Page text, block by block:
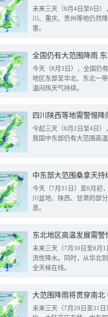
未来三天（8月4日至6日
川、重庆、贵州等地仍然
害。
全国仍有大范围降雨
今天（8月3日），全国仍
地区东部至华北、东北一
温闷热天气持续。
今起三天（8月2日至4日
我国中东部仍有大范围高
中东部大范围桑拿天
今天（7月31日）至8月初
川盆地、陕西、甘肃的部
息。
东北地区高温发展需
未来三天（7月30日至8月
流性降水。同时，从华北
全天候在线。
大范围降雨将贯穿南
未来三天（7月29日至31